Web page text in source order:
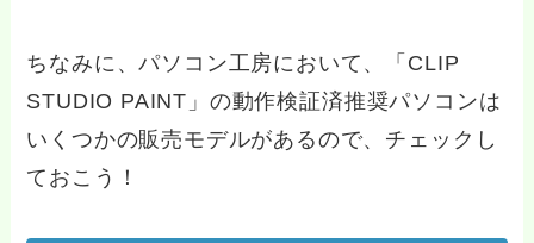
ちなみに、パソコン工房において、「CLIP
STUDIO PAINT」の動作検証済推奨パソコンは
いくつかの販売モデルがあるので、チェックし
ておこう！